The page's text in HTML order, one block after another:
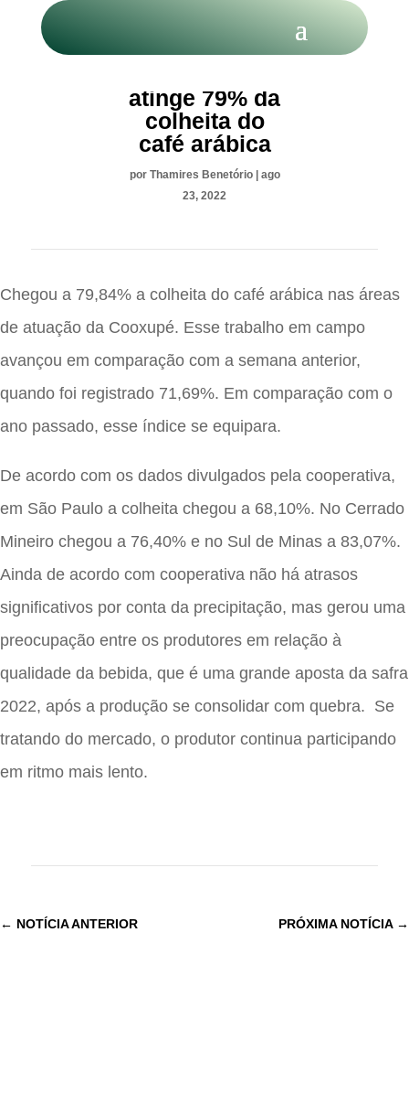
atinge 79% da
colheita do
café arábica
por Thamires Benetório| ago
23, 2022
Chegou a 79,84% a colheita do café arábica nas áreas
de atuação da Cooxupé. Esse trabalho em campo
avançou em comparação com a semana anterior,
quando foi registrado 71,69%. Em comparação com o
ano passado, esse índice se equipara.
De acordo com os dados divulgados pela cooperativa,
em São Paulo a colheita chegou a 68,10%. No Cerrado
Mineiro chegou a 76,40% e no Sul de Minas a 83,07%.
Ainda de acordo com cooperativa não há atrasos
significativos por conta da precipitação, mas gerou uma
preocupação entre os produtores em relação à
qualidade da bebida, que é uma grande aposta da safra
2022, após a produção se consolidar com quebra. Se
tratando do mercado, o produtor continua participando
em ritmo mais lento.
← NOTÍCIA ANTERIOR PRÓXIMA NOTÍCIA→